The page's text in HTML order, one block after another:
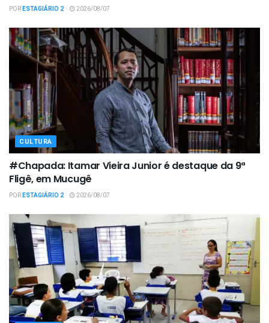
PORESTAGIÁRIO 2 2026/08/07
CULTURA
#Chapada: Itamar Vieira Junior é destaque da 9ª
Fligê, em Mucugê
PORESTAGIÁRIO 2 2026/08/07